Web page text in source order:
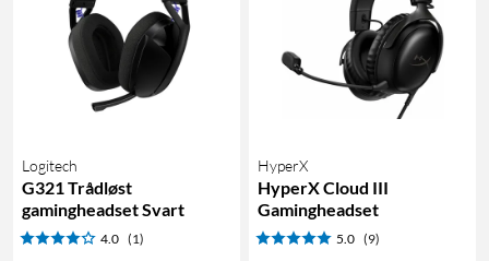
Logitech
G321 Trådløst
gamingheadset Svart
4.0 (1)
HyperX
HyperX Cloud III
Gamingheadset
5.0 (9)